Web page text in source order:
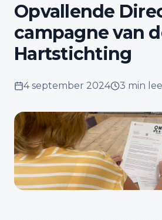
Opvallende
campagne van
Hartstichting
4 september 2024 3 min